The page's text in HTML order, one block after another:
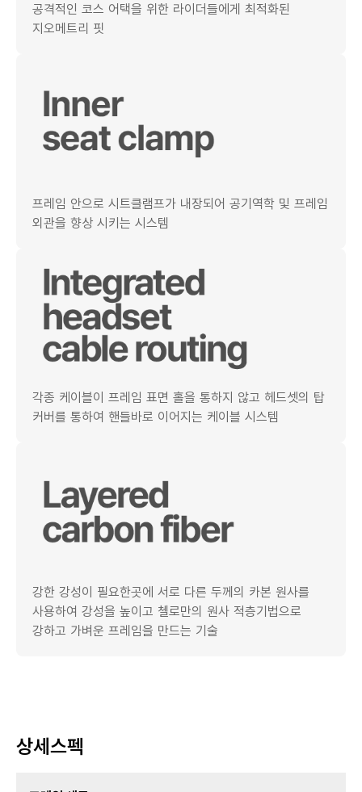
공격적인 코스 어택을 위한 라이더들에게 최적화된
지오메트리 핏
프레임 안으로 시트클램프가 내장되어 공기역학 및 프레임
외관을 향상 시키는 시스템
각종 케이블이 프레임 표면 홀을 통하지 않고 헤드셋의 탑
커버를 통하여 핸들바로 이어지는 케이블 시스템
강한 강성이 필요한곳에 서로 다른 두께의 카본 원사를
사용하여 강성을 높이고 첼로만의 원사 적층기법으로
강하고 가벼운 프레임을 만드는 기술
상세스펙